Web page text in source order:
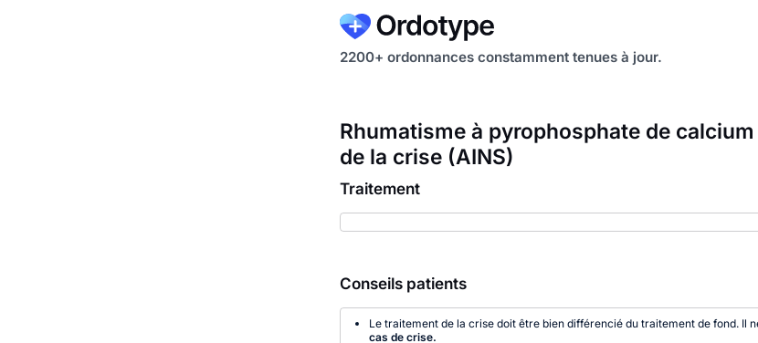
2200+ ordonnances constamment tenues à jour.
Rhumatisme à pyrophosphate de
de la crise (AINS)
Traitement
Conseils patients
Le traitement de la crise doit être bien différencié du traitement de fond. Il
cas de crise.